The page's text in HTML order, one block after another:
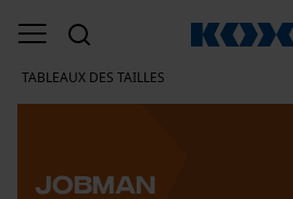
TABLEAUX DES TAILLES
JOBMAN